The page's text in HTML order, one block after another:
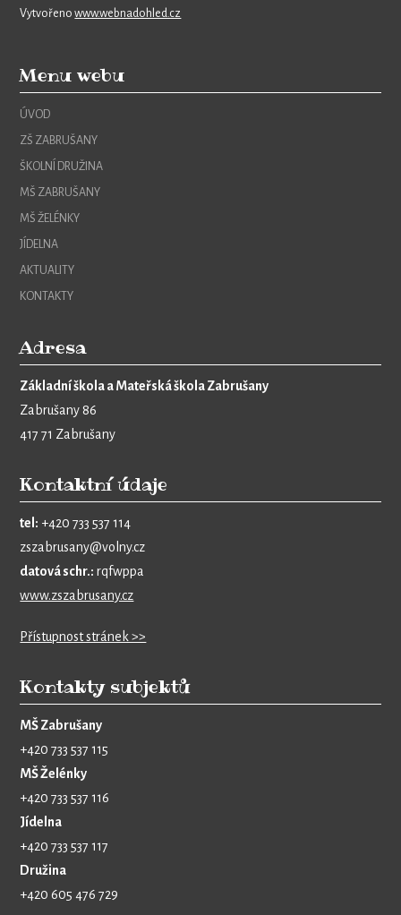
Vytvořenowww.webnadohled.cz
Menu webu
ÚVOD
ZŠ ZABRUŠANY
ŠKOLNÍ DRUŽINA
MŠ ZABRUŠANY
MŠ ŽELÉNKY
JÍDELNA
AKTUALITY
KONTAKTY
Adresa
Základní škola a Mateřská škola Zabrušany
Zabrušany 86
417 71 Zabrušany
Kontaktní údaje
tel: +420 733 537 114
zszabrusany@volny.cz
datová schr.: rqfwppa
www.zszabrusany.cz
Přístupnost stránek >>
Kontakty subjektů
MŠ Zabrušany
+420 733 537 115
MŠ Želénky
+420 733 537 116
Jídelna
+420 733 537 117
Družina
+420 605 476 729